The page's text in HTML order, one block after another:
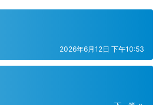
2026年6月12日 下午10:53